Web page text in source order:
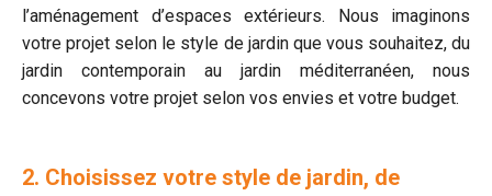
l’aménagement d’espaces extérieurs. Nous imaginons
votre projet selon le style de jardin que vous souhaitez, du
jardin contemporain au jardin méditerranéen, nous
concevons votre projet selon vos envies et votre budget.
2. Choisissez votre style de jardin, de